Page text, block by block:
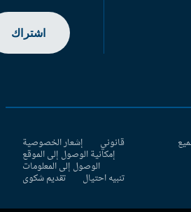
اشتراك
قانوني إشعار الخصوصية
إمكانية الوصول إلى الموقع
الوصول إلى المعلومات
تنبيه احتيال تقديم شكوى